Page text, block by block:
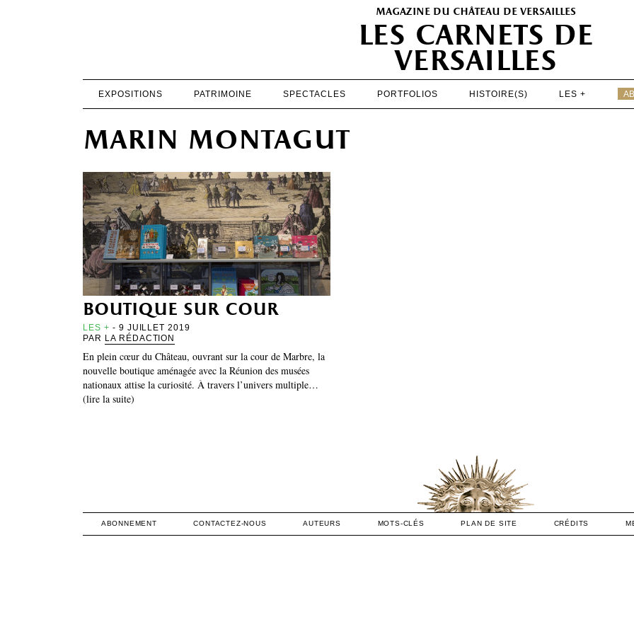
magazine du château de versailles
les carnets de
versailles
EXPOSITIONS PATRIMOINE SPECTACLES PORTFOLIOS HISTOIRE(S) LES +
marin montagut
boutique sur cour
LES + - 9 JUILLET 2019
PAR LA RÉDACTION
En plein cœur du Château, ouvrant sur la cour de Marbre, la
nouvelle boutique aménagée avec la Réunion des musées
nationaux attise la curiosité. À travers l’univers multiple…
(lire la suite)
ABONNEMENT CONTACTEZ-NOUS AUTEURS MOTS-CLÉS PLAN DE SITE CRÉDITS